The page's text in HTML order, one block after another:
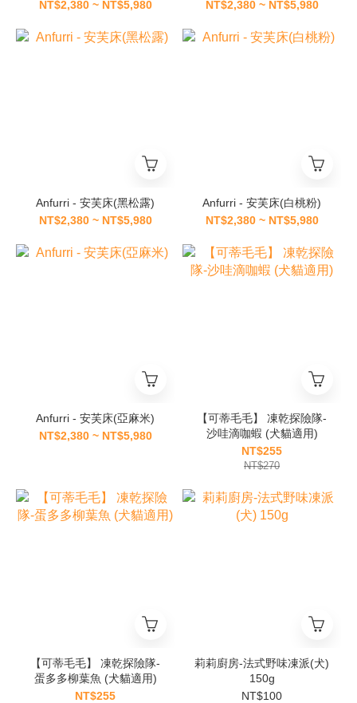
NT$2,380 ~ NT$5,980
NT$2,380 ~ NT$5,980
Anfurri - 安芙床(黑松露)
NT$2,380 ~ NT$5,980
Anfurri - 安芙床(白桃粉)
NT$2,380 ~ NT$5,980
Anfurri - 安芙床(亞麻米)
NT$2,380 ~ NT$5,980
【可蒂毛毛】 凍乾探險隊-
沙哇滴咖蝦 (犬貓適用)
NT$255
NT$270
【可蒂毛毛】 凍乾探險隊-
蛋多多柳葉魚 (犬貓適用)
NT$255
莉莉廚房-法式野味凍派(犬)
150g
NT$100